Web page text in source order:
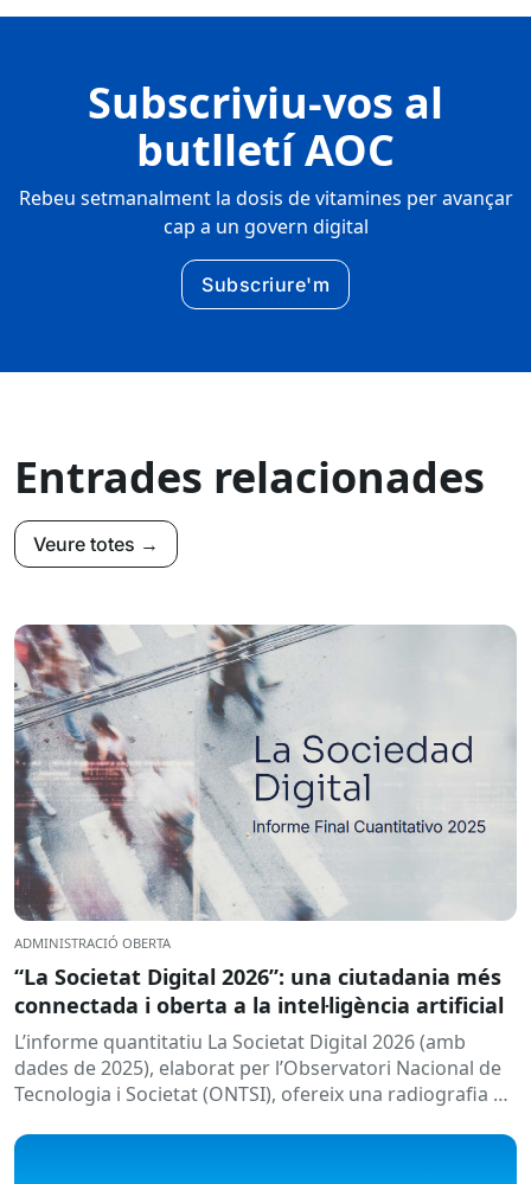
Subscriviu-vos al
butlletí AOC
Rebeu setmanalment la dosis de vitamines per avançar
cap a un govern digital
Subscriure'm
Entrades relacionades
Veure totes →
ADMINISTRACIÓ OBERTA
“La Societat Digital 2026”: una ciutadania més
connectada i oberta a la intel·ligència artificial
L’informe quantitatiu La Societat Digital 2026 (amb
dades de 2025), elaborat per l’Observatori Nacional de
Tecnologia i Societat (ONTSI), ofereix una radiografia de